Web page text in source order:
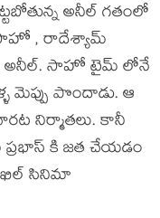
అనీల్ గతంలో
సాహో , రాదేశ్యామ్
అనీల్. సాహో టైమ్ లోనే
మెప్పు పొందాడు. ఆ
నిర్మాతలు. కానీ
కి జత చేయడం
సినిమా